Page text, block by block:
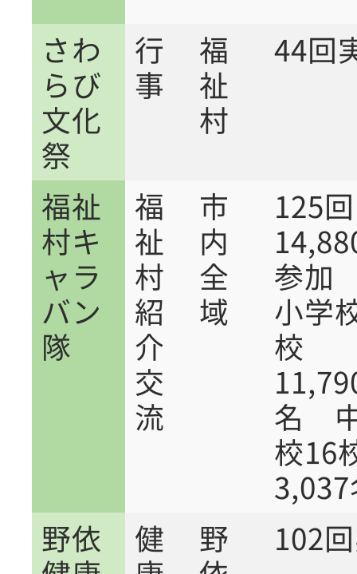
さわ
らび
文化
祭
行
事
福
祉
村
44回
福祉
村キ
ャラ
バン
隊
福
祉
村
紹
介
交
流
市
内
全
域
125
参加
小学
校
名
校16
野依
健
野
102